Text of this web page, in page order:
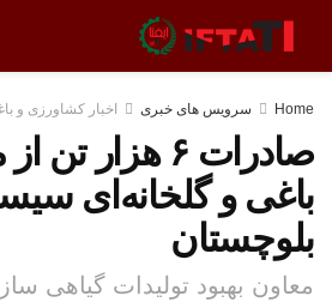
Home سرویس های خبری اخبار کشاورزی و
صادرات ۶ هزار
باغی و گلخانه‌ای
بلوچستان
معاون بهبود تولیدات گیاهی